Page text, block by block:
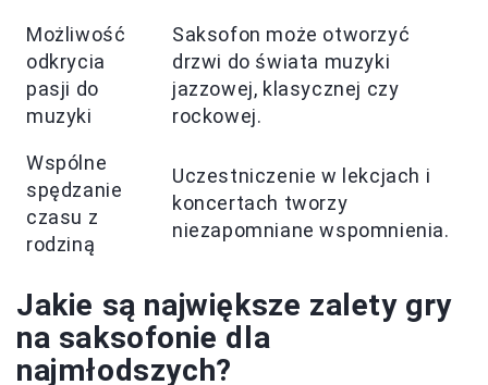
Możliwość
odkrycia
pasji do
muzyki
Saksofon może otworzyć
drzwi do świata muzyki
jazzowej, klasycznej czy
rockowej.
Wspólne
spędzanie
czasu z
rodziną
Uczestniczenie w lekcjach i
koncertach tworzy
niezapomniane wspomnienia.
Jakie są największe zalety gry
na saksofonie dla
najmłodszych?